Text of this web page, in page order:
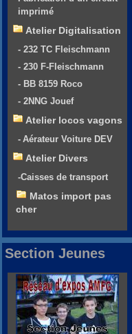
imprimé
Atelier Digitalisation
- 232 TC Fleischmann
- 230 F-Fleischmann
- BB 8159 Roco
- 2NNG Jouef
Atelier locos vagons
- Aérateur Voiture DEV
Atelier Divers
-Caisses de transport
Matos import pas
cher
Section Jeunes